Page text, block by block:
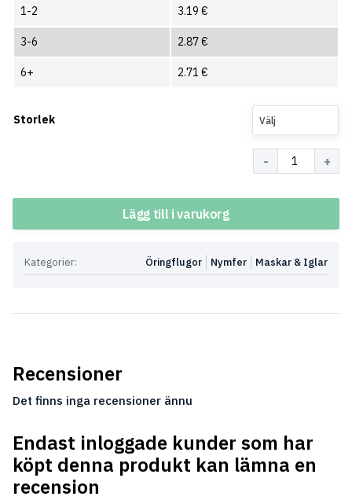
1-2 3.19 €
3-6 2.87€
6+ 2.71 €
Storlek Välj
Lägg till i varukorg
Kategorier: Maskar & Iglar
Nymfer
Öringflugor
Recensioner
Det finns inga recensioner ännu
Endast inloggade kunder som har
köpt denna produkt kan lämna en
recension